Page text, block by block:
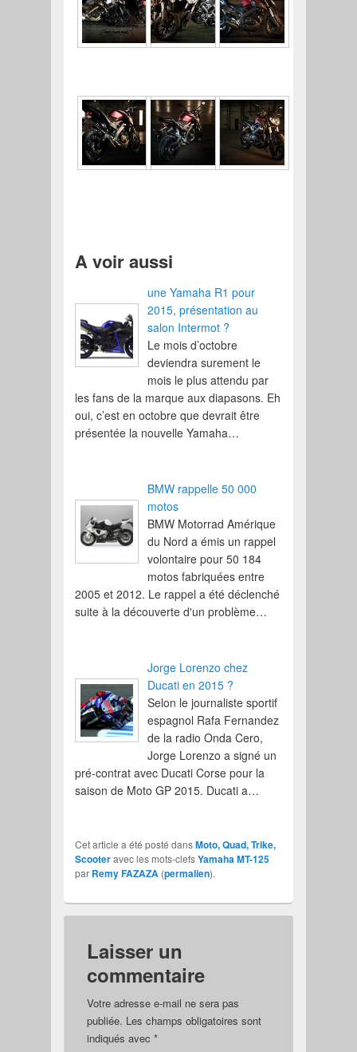
A voir aussi
une Yamaha R1 pour
2015, présentation au
salon Intermot ?
Le mois d’octobre
deviendra surement le
mois le plus attendu par
les fans de la marque aux diapasons. Eh
oui, c’est en octobre que devrait être
présentée la nouvelle Yamaha…
BMW rappelle 50 000
motos
BMW Motorrad Amérique
du Nord a émis un rappel
volontaire pour 50 184
motos fabriquées entre
2005 et 2012. Le rappel a été déclenché
suite à la découverte d'un problème…
Jorge Lorenzo chez
Ducati en 2015 ?
Selon le journaliste sportif
espagnol Rafa Fernandez
de la radio Onda Cero,
Jorge Lorenzo a signé un
pré-contrat avec Ducati Corse pour la
saison de Moto GP 2015. Ducati a…
Cet article a été posté dansMoto, Quad, Trike,
Scooteravec les mots-clefsYamaha MT-125
par Remy FAZAZA (permalien).
Laisser un
commentaire
Votre adresse e-mail ne sera pas
publiée. Les champs obligatoires sont
indiqués avec *